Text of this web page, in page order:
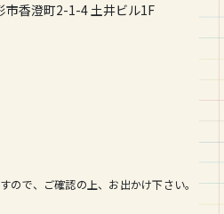
市香澄町2-1-4 土井ビル1F
ので、ご確認の上、お出かけ下さい。